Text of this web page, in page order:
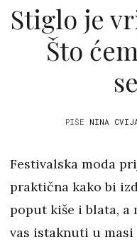
Stiglo je
Što
PIŠE NINA
Festivalska moda
praktična kako bi
poput kiše i blata, a
vas istaknuti u masi